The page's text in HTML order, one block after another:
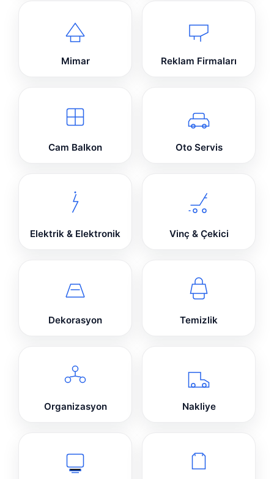
Mimar Reklam Firmaları
Cam Balkon Oto Servis
Elektrik & Elektronik Vinç & Çekici
Dekorasyon Temizlik
Organizasyon Nakliye